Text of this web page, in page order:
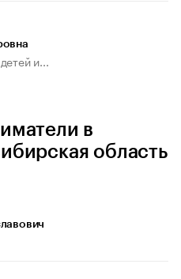
и...
в
область